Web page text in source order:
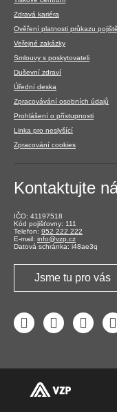
Zdravá kariéra
Ověření platnosti průkazu
Veřejné zakázky
Smlouvy s poskytovateli
Duševní zdraví
Úřední deska
Zpracovávání osobních údajů
Prohlášení o přístupnosti
Linka pro neslyšící
Zpracování cookies
Kontaktujte
IČO: 41197518
Kód pojišťovny: 111
Telefon: 952 222 222
E-mail: info@vzp.cz
Datová schránka: i48ae3q
Jsme tu pro vás
FacebookLinkedIn YouTube